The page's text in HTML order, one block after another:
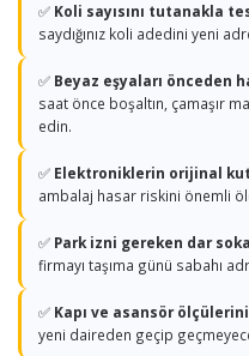
✅ Koli sayısını tutanakla
saydığınız koli adedini yeni
✅ Beyaz eşyaları önceden
saat önce boşaltın, çamaşır
edin.
✅ Elektroniklerin orijinal
ambalaj hasar riskini önemli
✅ Park izni gereken dar
firmayı taşıma günü sabahı
✅ Kapı ve asansör
yeni daireden geçip